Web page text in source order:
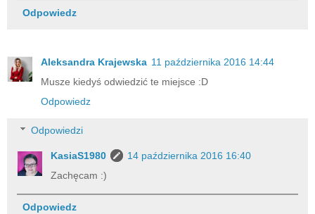
Odpowiedz
Aleksandra Krajewska 11 października 2016 14:44
Musze kiedyś odwiedzić te miejsce :D
Odpowiedz
Odpowiedzi
KasiaS1980
14 października 2016 16:40
Zachęcam :)
Odpowiedz